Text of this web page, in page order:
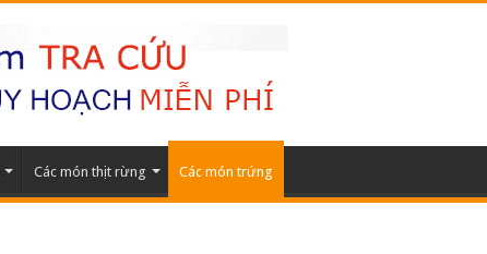
Các món thịt rừng Các món trứng